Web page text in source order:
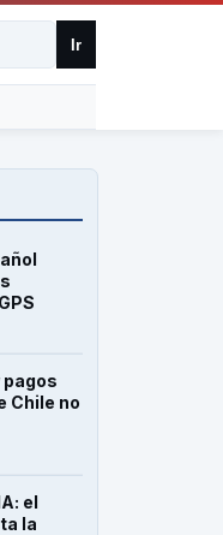
Ir
Chile no
el
la